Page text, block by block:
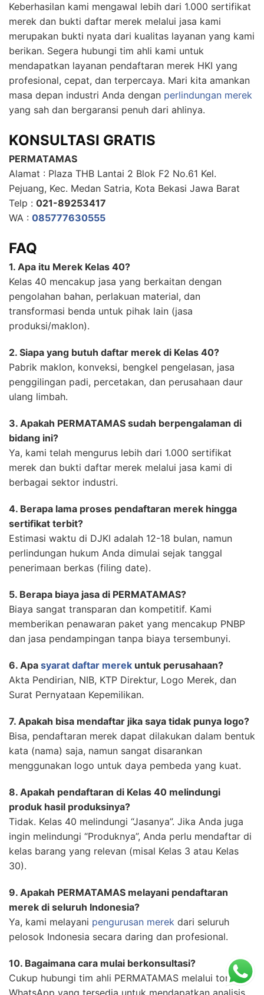
Keberhasilan kami mengawal lebih dari 1.000 sertifikat
merek dan bukti daftar merek melalui jasa kami
merupakan bukti nyata dari kualitas layanan yang kami
berikan. Segera hubungi tim ahli kami untuk
mendapatkan layanan pendaftaran merek HKI yang
profesional, cepat, dan terpercaya. Mari kita amankan
masa depan industri Anda dengan perlindungan merek
yang sah dan bergaransi penuh dari ahlinya.
KONSULTASI GRATIS
PERMATAMAS
Alamat : Plaza THB Lantai 2 Blok F2 No.61 Kel.
Pejuang, Kec. Medan Satria, Kota Bekasi Jawa Barat
Telp : 021-89253417
WA : 085777630555
FAQ
1. Apa itu Merek Kelas 40?
Kelas 40 mencakup jasa yang berkaitan dengan
pengolahan bahan, perlakuan material, dan
transformasi benda untuk pihak lain (jasa
produksi/maklon).
2. Siapa yang butuh daftar merek di Kelas 40?
Pabrik maklon, konveksi, bengkel pengelasan, jasa
penggilingan padi, percetakan, dan perusahaan daur
ulang limbah.
3. Apakah PERMATAMAS sudah berpengalaman di
bidang ini?
Ya, kami telah mengurus lebih dari 1.000 sertifikat
merek dan bukti daftar merek melalui jasa kami di
berbagai sektor industri.
4. Berapa lama proses pendaftaran merek hingga
sertifikat terbit?
Estimasi waktu di DJKI adalah 12-18 bulan, namun
perlindungan hukum Anda dimulai sejak tanggal
penerimaan berkas (filing date).
5. Berapa biaya jasa di PERMATAMAS?
Biaya sangat transparan dan kompetitif. Kami
memberikan penawaran paket yang mencakup PNBP
dan jasa pendampingan tanpa biaya tersembunyi.
6. Apa syarat daftar merek untuk perusahaan?
Akta Pendirian, NIB, KTP Direktur, Logo Merek, dan
Surat Pernyataan Kepemilikan.
7. Apakah bisa mendaftar jika saya tidak punya logo?
Bisa, pendaftaran merek dapat dilakukan dalam bentuk
kata (nama) saja, namun sangat disarankan
menggunakan logo untuk daya pembeda yang kuat.
8. Apakah pendaftaran di Kelas 40 melindungi
produk hasil produksinya?
Tidak. Kelas 40 melindungi “Jasanya”. Jika Anda juga
ingin melindungi “Produknya”, Anda perlu mendaftar di
kelas barang yang relevan (misal Kelas 3 atau Kelas
30).
9. Apakah PERMATAMAS melayani pendaftaran
merek di seluruh Indonesia?
Ya, kami melayani pengurusan merek dari seluruh
pelosok Indonesia secara daring dan profesional.
10. Bagaimana cara mulai berkonsultasi?
Cukup hubungi tim ahli PERMATAMAS melalui tombol